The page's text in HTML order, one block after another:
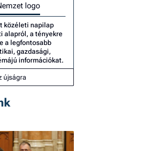
közéleti napilap
alapról, a tényekre
a legfontosabb
gazdasági,
információkat.
újságra